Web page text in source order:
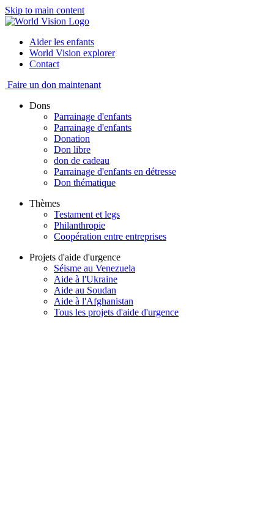
Skip to main content
Aider les enfants
World Vision explorer
Contact
Faire un don maintenant
Dons
Parrainage d'enfants
Parrainage d'enfants
Donation
Don libre
don de cadeau
Parrainage d'enfants en détresse
Don thématique
Thèmes
Testament et legs
Philanthropie
Coopération entre entreprises
Projets d'aide d'urgence
Séisme au Venezuela
Aide à l'Ukraine
Aide au Soudan
Aide à l'Afghanistan
Tous les projets d'aide d'urgence